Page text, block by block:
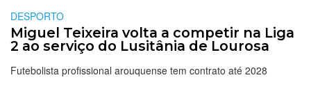
DESPORTO
Miguel Teixeira volta a competir na Liga
2 ao serviço do Lusitânia de Lourosa
Futebolista profissional arouquense tem contrato até 2028